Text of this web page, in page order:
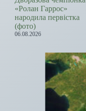
«Ролан Гаррос»
народила первістка
(фото)
06.08.2026